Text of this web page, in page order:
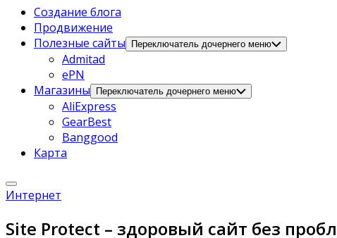
Создание блога
Продвижение
Полезные сайты
Переключатель дочернего меню
Admitad
ePN
Магазины
Переключатель дочернего меню
AliExpress
GearBest
Banggood
Карта
Интернет
Site Protect – здоровый сайт без